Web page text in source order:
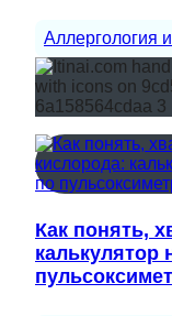
Аллергология
Как понять,